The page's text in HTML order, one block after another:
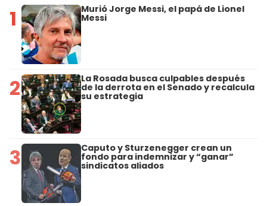
1 Murió Jorge Messi, el papá de Lionel
Messi
2 La Rosada busca culpables después
de la derrota en el Senado y recalcula
su estrategia
3 Caputo y Sturzenegger crean un
fondo para indemnizar y “ganar”
sindicatos aliados